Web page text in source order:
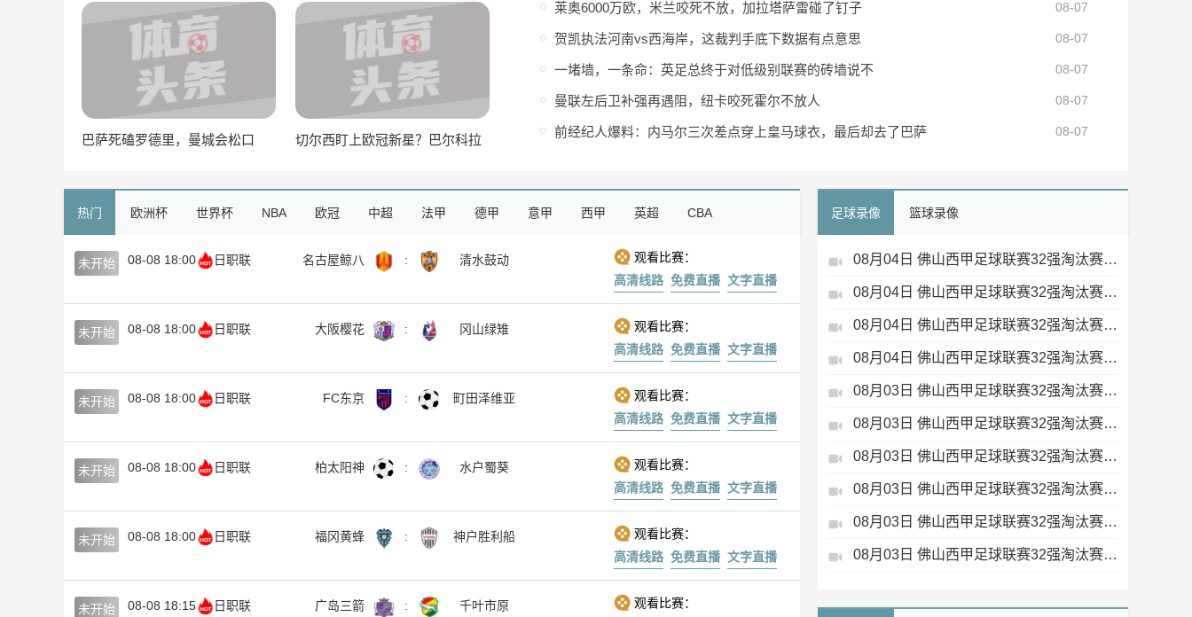
巴萨死磕罗德里，曼城会松口
切尔西盯上欧冠新星？巴尔科拉
莱奥6000万欧，米兰咬死不放，加拉塔萨雷碰了钉子 08-07
贺凯执法河南vs西海岸，这裁判手底下数据有点意思 08-07
一堵墙，一条命：英足总终于对低级别联赛的砖墙说不 08-07
曼联左后卫补强再遇阻，纽卡咬死霍尔不放人 08-07
前经纪人爆料：内马尔三次差点穿上皇马球衣，最后却去了巴萨 08-07
热门 欧洲杯 世界杯 NBA 欧冠 中超 法甲 德甲 意甲 西甲 英超 CBA
未开始 08-08 18:00 日职联 名古屋鲸八 : 清水鼓动
观看比赛：
高清线路 免费直播 文字直播
未开始 08-08 18:00 日职联 大阪樱花 : 冈山绿雉
观看比赛：
高清线路 免费直播 文字直播
未开始 08-08 18:00 日职联 FC东京 : 町田泽维亚
观看比赛：
高清线路 免费直播 文字直播
未开始 08-08 18:00 日职联 柏太阳神 : 水户蜀葵
观看比赛：
高清线路 免费直播 文字直播
未开始 08-08 18:00 日职联 福冈黄蜂 : 神户胜利船
观看比赛：
高清线路 免费直播 文字直播
未开始 08-08 18:15 日职联 广岛三箭 : 千叶市原
观看比赛：
足球录像 篮球录像
08月04日 佛山西甲足球联赛32强淘汰赛 肇庆恒骏成 VS 三七互娱 全场录像
08月04日 佛山西甲足球联赛32强淘汰赛 广东西南建设 VS 香港圣徒 全场录像
08月04日 佛山西甲足球联赛32强淘汰赛 贪玩游戏 VS 美的薪火 全场录像
08月04日 佛山西甲足球联赛32强淘汰赛 藝品高國際 VS 湛江狂狼·粵辉能源 全场录像
08月03日 佛山西甲足球联赛32强淘汰赛 广州求信 VS 顺德新青年 全场录像
08月03日 佛山西甲足球联赛32强淘汰赛 广东客家青年 VS 广州英华思力U17 全场录像
08月03日 佛山西甲足球联赛32强淘汰赛 大塘控股 VS 茂名市点都得 全场录像
08月03日 佛山西甲足球联赛32强淘汰赛 广州蜀地红 VS 广州戴拿模 全场录像
08月03日 佛山西甲足球联赛32强淘汰赛 广东凤铝 VS 湛江八部科技 全场录像
08月03日 佛山西甲足球联赛32强淘汰赛 三水乐民兴健力宝 VS 中国澳门澳科精英 全场录像